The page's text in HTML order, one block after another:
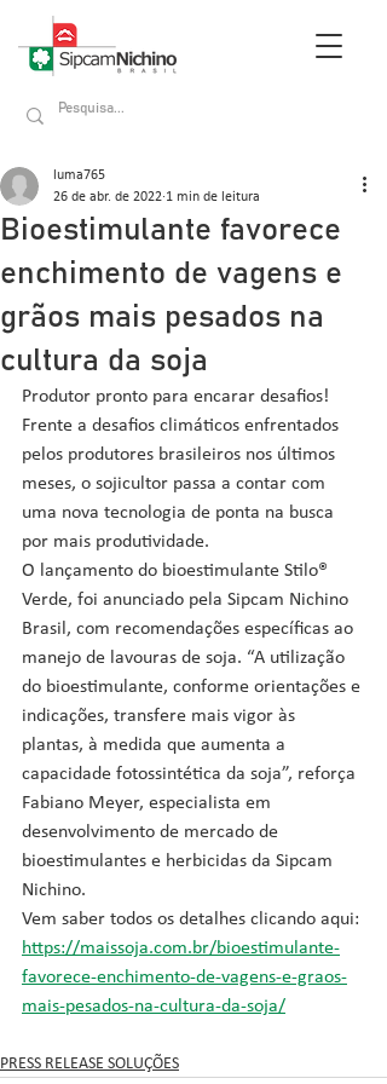
Bioestimulante favorece
enchimento de vagens e
grãos mais pesados na
cultura da soja
luma765
26 de abr. de 2022 1 min de leitura
Produtor pronto para encarar desafios!
Frente a desafios climáticos enfrentados
pelos produtores brasileiros nos últimos
meses, o sojicultor passa a contar com
uma nova tecnologia de ponta na busca
por mais produtividade.
O lançamento do bioestimulante Stilo®
Verde, foi anunciado pela Sipcam Nichino
Brasil, com recomendações específicas ao
manejo de lavouras de soja. “A utilização
do bioestimulante, conforme orientações e
indicações, transfere mais vigor às
plantas, à medida que aumenta a
capacidade fotossintética da soja”, reforça
Fabiano Meyer, especialista em
desenvolvimento de mercado de
bioestimulantes e herbicidas da Sipcam
Nichino.
Vem saber todos os detalhes clicando aqui:
https://maissoja.com.br/bioestimulante-
favorece-enchimento-de-vagens-e-graos-
mais-pesados-na-cultura-da-soja/
PRESS RELEASE SOLUÇÕES